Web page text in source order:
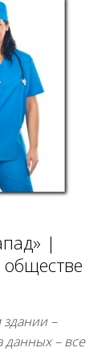
|
–
данных – все